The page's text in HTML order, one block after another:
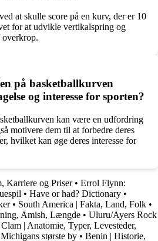
at skulle score på en kurv, der er 10
for at udvikle vertikalspring og
overkrop.
på basketballkurven
og interesse for sporten?
kan være en udfordring
motivere dem til at forbedre deres
hvilket kan øge deres interesse for
Karriere og Priser• Errol Flynn:
• Have or had? Dictionary •
• South America | Fakta, Land, Folk •
Amish, Længde • Uluru/Ayers Rock
Clam | Anatomie, Typer, Levesteder,
største by • Benin | Historie,